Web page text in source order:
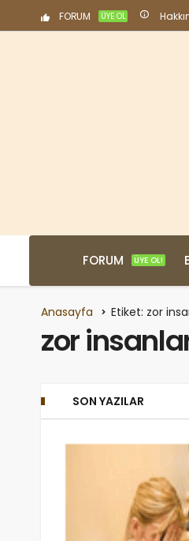
FORUM ÜYE OL
FORUM ÜYE OL!
Anasayfa Etiket: zor
zor
SON YAZILAR